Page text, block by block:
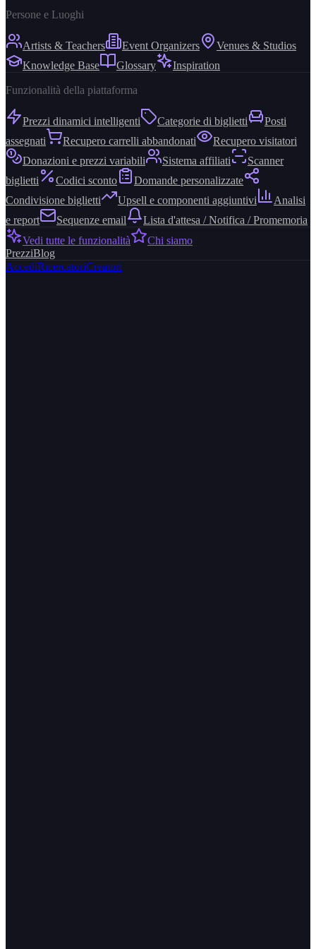
Persone e Luoghi
Artists & Teachers Event Organizers
Venues & Studios
Knowledge Base
Glossary Inspiration
Funzionalità della piattaforma
Prezzi dinamici intelligenti Categorie di biglietti
Posti
assegnati
Recupero carrelli abbandonati
Recupero visitatori
Donazioni e prezzi variabili
Sistema affiliati
Scanner
biglietti
Codici sconto
Domande personalizzate
Condivisione biglietti
Upsell e componenti aggiuntivi
Analisi
e report
Sequenze email
Lista d'attesa / Notifica / Promemoria
Vedi tutte le funzionalità
Chi siamo
PrezziBlog
AccediRicercatoriCreatori